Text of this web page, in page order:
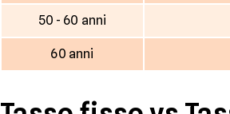
50 - 60 anni
60 anni